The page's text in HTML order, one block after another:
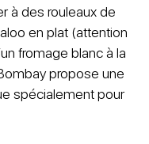
à des rouleaux de
en plat (attention
fromage blanc à la
propose une
spécialement pour